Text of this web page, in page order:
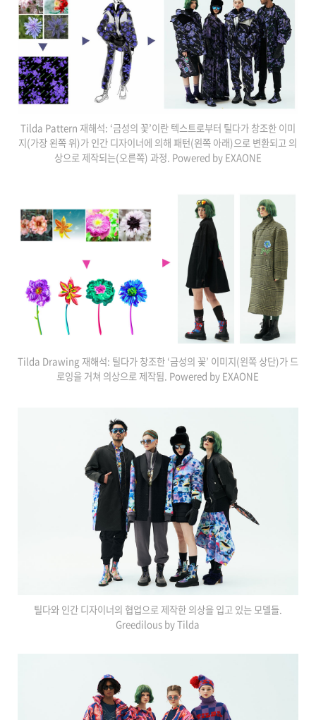
Tilda Pattern 재해석: ‘금성의 꽃’이란 텍스트로부터 틸다가 창조한 이미
지(가장 왼쪽 위)가 인간 디자이너에 의해 패턴(왼쪽 아래)으로 변환되고 의
상으로 제작되는(오른쪽) 과정. Powered by EXAONE
Tilda Drawing 재해석: 틸다가 창조한 ‘금성의 꽃’ 이미지(왼쪽 상단)가 드
로잉을 거쳐 의상으로 제작됨. Powered by EXAONE
틸다와 인간 디자이너의 협업으로 제작한 의상을 입고 있는 모델들.
Greedilous by Tilda